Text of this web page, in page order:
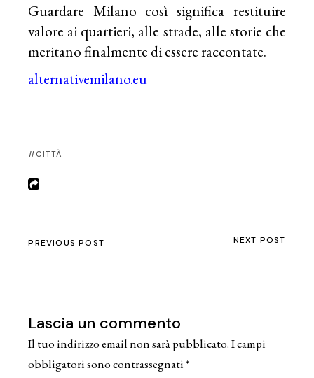
Guardare Milano così significa restituire
valore ai quartieri, alle strade, alle storie che
meritano finalmente di essere raccontate.
alternativemilano.eu
CITTÀ
PREVIOUS POST NEXT POST
Lascia un commento
Il tuo indirizzo email non sarà pubblicato.I campi
obbligatori sono contrassegnati*